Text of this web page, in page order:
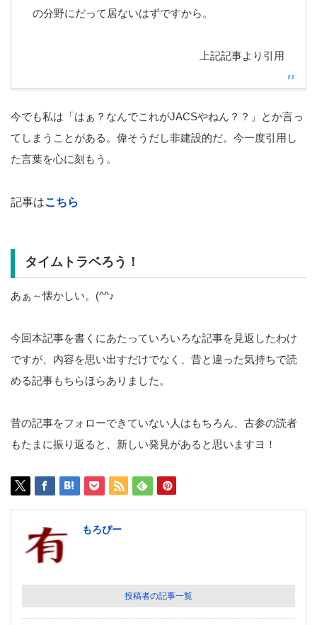
の分野にだって居ないはずですから。
上記記事より引用
今でも私は「はぁ？なんでこれがJACSやねん？？」とか言っ
てしまうことがある。偉そうだし非建設的だ。今一度引用し
た言葉を心に刻もう。
記事はこちら
タイムトラベろう！
あぁ～懐かしい。(^^♪
今回本記事を書くにあたっていろいろな記事を見返したわけ
ですが、内容を思い出すだけでなく、昔と違った気持ちで読
める記事もちらほらありました。
昔の記事をフォローできていない人はもちろん、古参の読者
もたまに振り返ると、新しい発見があると思いますヨ！
もろぴー
投稿者の記事一覧